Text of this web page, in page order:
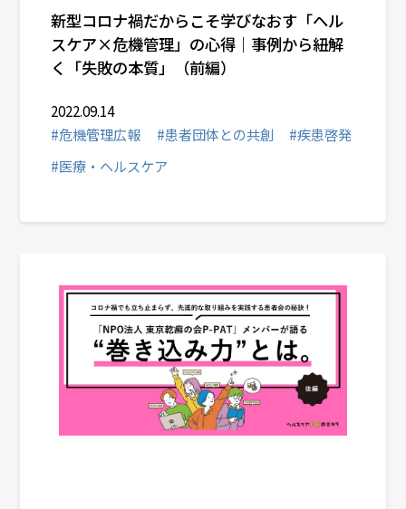
新型コロナ禍だからこそ学びなおす「ヘル
スケア×危機管理」の心得｜事例から紐解
く「失敗の本質」（前編）
2022.09.14
#危機管理広報
#患者団体との共創
#疾患啓発
#医療・ヘルスケア